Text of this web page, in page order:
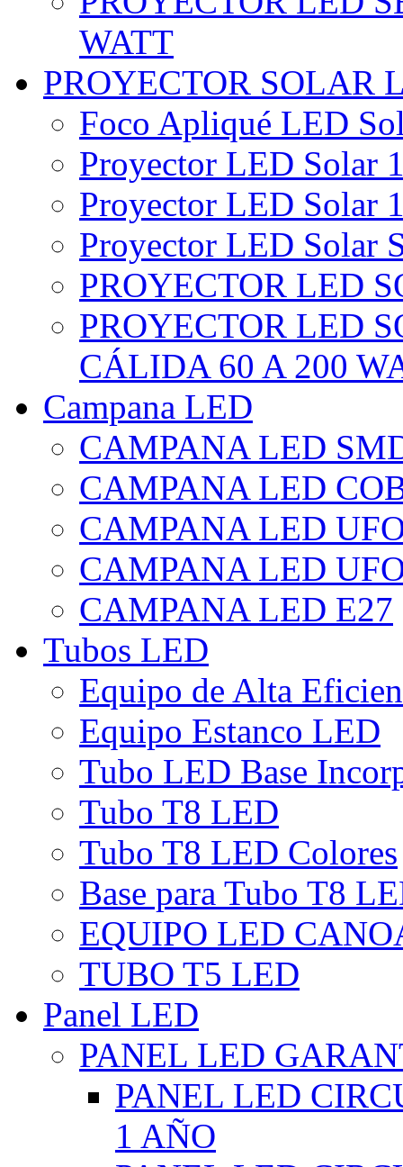
WATT
PROYECTOR SOLAR
Foco Apliqué LED
Proyector LED Solar
Proyector LED Solar
Proyector LED Solar
PROYECTOR LED
PROYECTOR LED
CÁLIDA 60 A 200
Campana LED
CAMPANA LED
CAMPANA LED
CAMPANA LED
CAMPANA LED
CAMPANA LED E27
Tubos LED
Equipo de Alta
Equipo Estanco LED
Tubo LED Base
Tubo T8 LED
Tubo T8 LED Colores
Base para Tubo T8
EQUIPO LED
TUBO T5 LED
Panel LED
PANEL LED
PANEL LED
1 AÑO